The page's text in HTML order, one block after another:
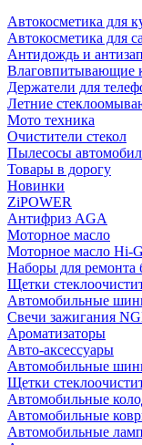
Автокосметика для
Автокосметика для
Антидождь и
Влаговпитывающие
Держатели для
Летние
Мото техника
Очистители стекол
Пылесосы
Товары в дорогу
Новинки
ZiPOWER
Антифриз AGA
Моторное масло
Моторное масло Hi-
Наборы для
Щетки
Автомобильные
Свечи зажигания
Ароматизаторы
Авто-аксессуары
Автомобильные
Щетки
Автомобильные
Автомобильные
Автомобильные